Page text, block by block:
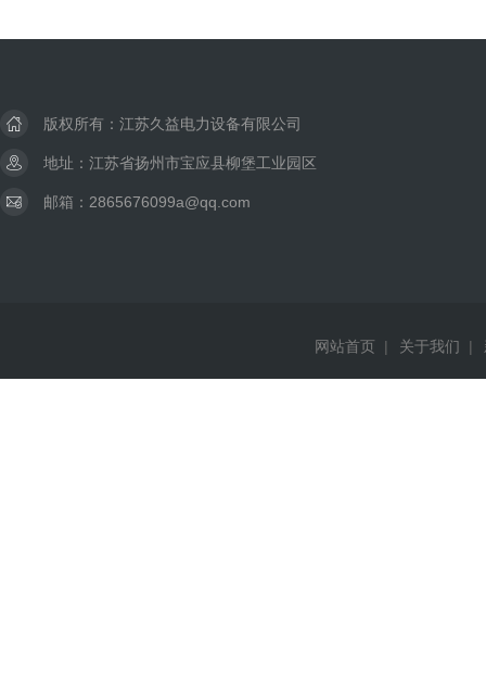
版权所有：江苏久益电力设备有限公司
地址：江苏省扬州市宝应县柳堡工业园区
邮箱：2865676099a@qq.com
网站首页 | 关于我们 |